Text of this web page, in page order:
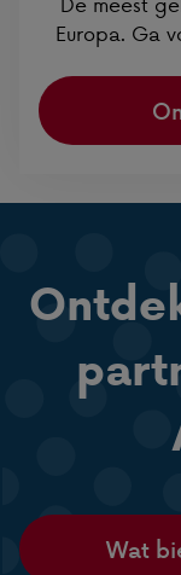
Europa. Ga
Wat